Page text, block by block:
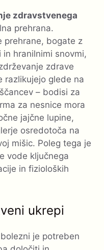
zdravstvenega
prehrana.
prehrane, bogate z
hranilnimi snovmi,
zdrave
razlikujejo glede na
– bodisi za
za nesnice mora
jajčne lupine,
osredotoča na
mišic. Poleg tega je
vode ključnega
in fizioloških
ukrepi
je potreben